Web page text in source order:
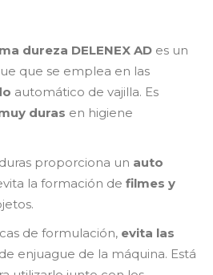
dureza DELENEX AD es un
que se emplea en las
automático de vajilla. Es
duras en higiene
proporciona un auto
la formación defilmes y
de formulación, evita las
enjuague de la máquina. Está